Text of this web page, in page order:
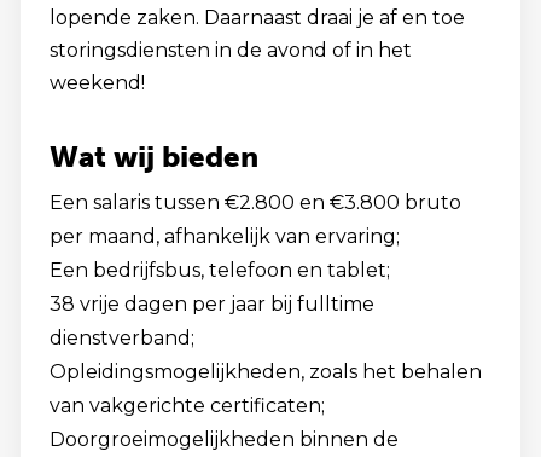
lopende zaken. Daarnaast draai je af en toe
storingsdiensten in de avond of in het
weekend!
Wat wij bieden
Een salaris tussen €2.800 en €3.800 bruto
per maand, afhankelijk van ervaring;
Een bedrijfsbus, telefoon en tablet;
38 vrije dagen per jaar bij fulltime
dienstverband;
Opleidingsmogelijkheden, zoals het behalen
van vakgerichte certificaten;
Doorgroeimogelijkheden binnen de